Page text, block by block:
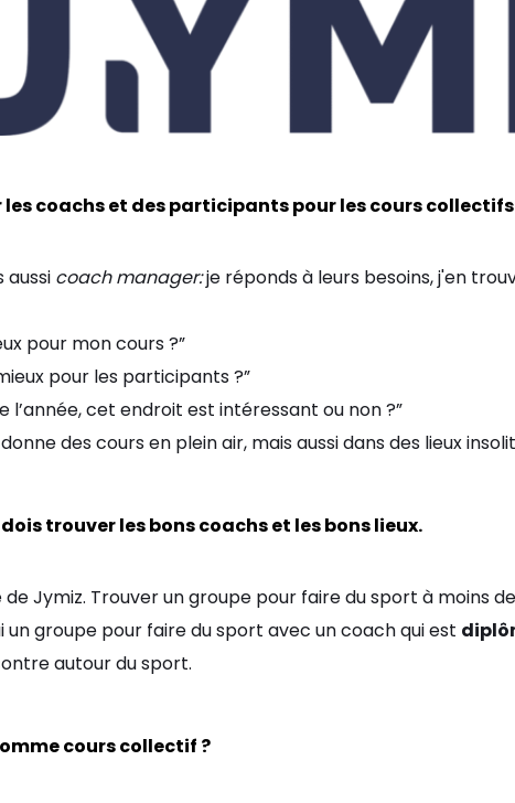
les coachs et des participants pour les cours collectifs
aussi coach manager:je réponds à leurs besoins, j'en
pour mon cours ?”
pour les participants ?”
l’année, cet endroit est intéressant ou non ?”
des cours en plein air, mais aussi dans des lieux
trouver les bons coachs et les bons lieux.
de Jymiz. Trouver un groupe pour faire du sport à moins
un groupe pour faire du sport avec un coach qui est
autour du sport.
cours collectif ?